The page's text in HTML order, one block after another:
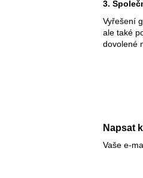
3.
Vyřešení
ale také
dovolené
Napsat
Vaše e-